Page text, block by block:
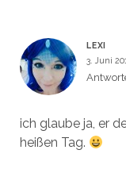
LEXI
3. Juni
ich glaube ja, er
heißen Tag.